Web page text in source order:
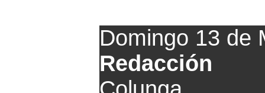
Domingo 13 de
Redacción